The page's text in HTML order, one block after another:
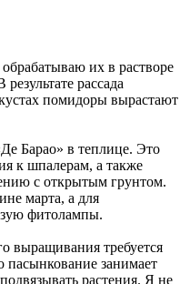
их в растворе
рассада
помидоры вырастают
Барао» в теплице. Это
к шпалерам, а также
с открытым грунтом.
марта, а для
фитолампы.
выращивания требуется
занимает
растения. Я не